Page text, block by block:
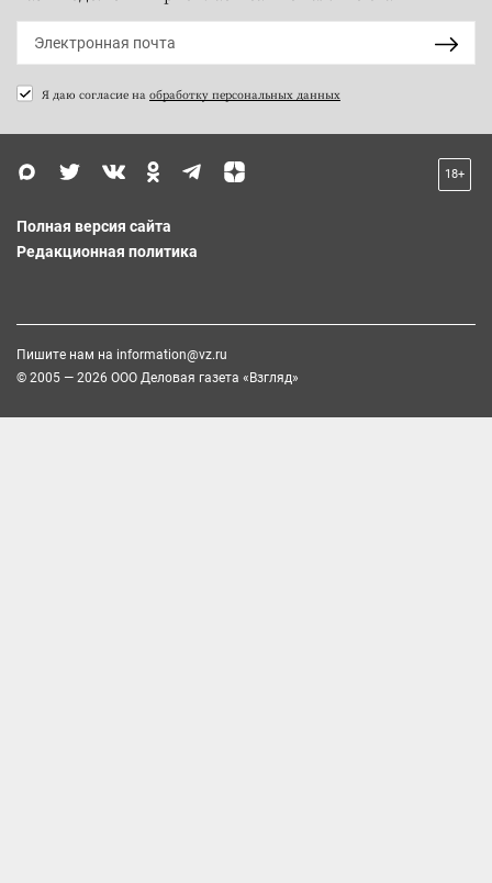
Я даю согласие на обработку персональных данных
18+
Полная версия сайта
Редакционная политика
Пишите нам на information@vz.ru
© 2005 — 2026 ООО Деловая газета «Взгляд»